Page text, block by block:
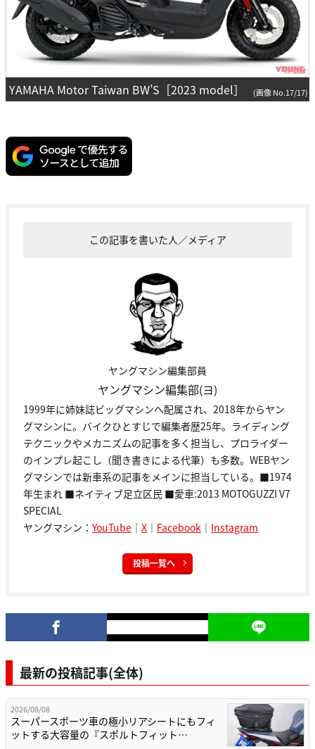
YAMAHA Motor Taiwan BW’S［2023 model］ (画像 No.17/17)
この記事を書いた人／メディア
ヤングマシン編集部員
ヤングマシン編集部(ヨ)
1999年に姉妹誌ビッグマシンへ配属され、2018年からヤン
グマシンに。バイクひとすじで編集者歴25年。ライディング
テクニックやメカニズムの記事を多く担当し、プロライダー
のインプレ起こし（聞き書きによる代筆）も多数。WEBヤン
グマシンでは新車系の記事をメインに担当している。■1974
年生まれ ■ネイティブ足立区民 ■愛車:2013 MOTOGUZZI V7
SPECIAL
ヤングマシン： YouTube ｜ X ｜ Facebook ｜ Instagram
投稿一覧へ
最新の投稿記事(全体)
2026/08/08
スーパースポーツ車の極小リアシートにもフィ
ットする大容量の『スポルトフィット…